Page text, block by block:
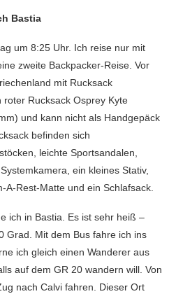
Bastia
um 8:25 Uhr. Ich reise nur mit
zweite Backpacker-Reise. Vor
mit Rucksack
Rucksack Osprey Kyte
und kann nicht als Handgepäck
befinden sich
leichte Sportsandalen,
ein kleines Stativ,
Rest-Matte und ein Schlafsack.
ich in Bastia. Es ist sehr heiß –
Grad. Mit dem Bus fahre ich ins
ich gleich einen Wanderer aus
auf dem GR 20 wandern will. Von
nach Calvi fahren. Dieser Ort